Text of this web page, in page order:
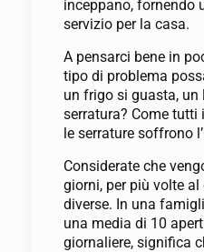
inceppano, fornendo
servizio per la casa.
A pensarci bene in
tipo di problema
un frigo si guasta, un
serratura? Come
le serrature soffrono
Considerate che
giorni, per più volte
diverse. In una
una media di 10
giornaliere, significa